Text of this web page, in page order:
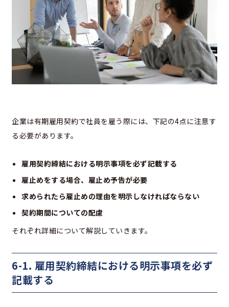
企業は有期雇用契約で社員を雇う際には、下記の4点に注意す
る必要があります。
雇用契約締結における明示事項を必ず記載する
雇止めをする場合、雇止め予告が必要
求められたら雇止めの理由を明示しなければならない
契約期間についての配慮
それぞれ詳細について解説していきます。
6-1. 雇用契約締結における明示事項を必ず
記載する